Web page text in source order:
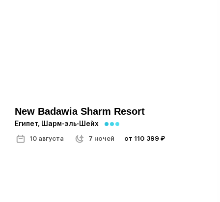
New Badawia Sharm Resort
Египет, Шарм-эль-Шейх
10 августа 7 ночей от 110 399 ₽